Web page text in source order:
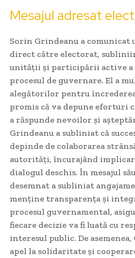
Mesajul adresat
Sorin Grindeanu a comunicat
direct către electorat,
unității și participării active
procesul de guvernare. El a
alegătorilor pentru
promis că va depune eforturi
a răspunde nevoilor și
Grindeanu a subliniat că
depinde de colaborarea
autorități, încurajând
dialogul deschis. În mesajul
desemnat a subliniat
menține transparența și
procesul guvernamental,
fiecare decizie va fi luată cu
interesul public. De
apel la solidaritate și